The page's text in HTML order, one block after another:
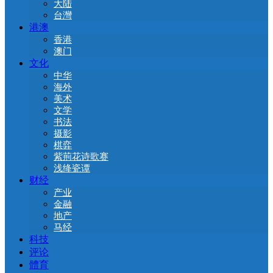
大陆
台灣
港澳
香港
澳门
文化
中华
海外
美术
文学
书法
摄影
棋弈
紫荊花诗歌赛
浅绛瓷谭
财经
产业
金融
地产
马经
科技
评论
體育